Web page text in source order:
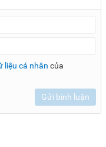
liệu cá nhân của
Gửi bình luận